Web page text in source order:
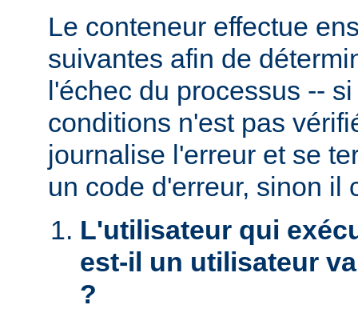
Le conteneur effectue
suivantes afin de
l'échec du processus --
conditions n'est pas
journalise l'erreur et se
un code d'erreur, sinon il
L'utilisateur qui
est-il un utilisateur
?